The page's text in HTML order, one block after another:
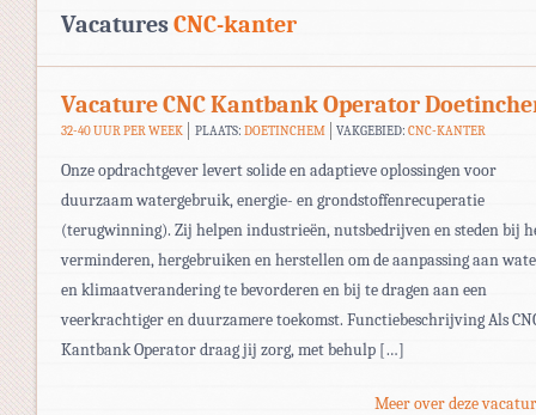
VacaturesCNC-kanter
Vacature CNC Kantbank Operator
32-40 UUR PER WEEK PLAATS: DOETINCHEM VAKGEBIED:CNC-KANTER
Onze opdrachtgever levert solide en adaptieve oplossingen voor
duurzaam watergebruik, energie- en grondstoffenrecuperatie
(terugwinning). Zij helpen industrieën, nutsbedrijven en steden bij
verminderen, hergebruiken en herstellen om de aanpassing aan
en klimaatverandering te bevorderen en bij te dragen aan een
veerkrachtiger en duurzamere toekomst. Functiebeschrijving Als
Kantbank Operator draag jij zorg, met behulp […]
Meer over deze